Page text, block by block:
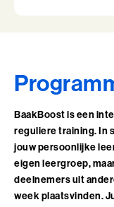
Leidinggeven aan
Leren Leiden
Management van
Management van
BaakBoost is een
reguliere training. In
jouw persoonlijke
eigen leergroep,
deelnemers uit
week plaatsvinden.